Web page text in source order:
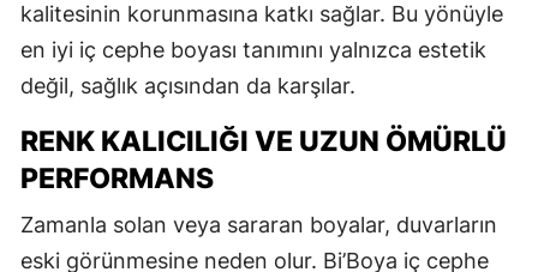
kalitesinin korunmasına katkı sağlar. Bu yönüyle
en iyi iç cephe boyası tanımını yalnızca estetik
değil, sağlık açısından da karşılar.
RENK KALICILIĞI VE UZUN ÖMÜRLÜ
PERFORMANS
Zamanla solan veya sararan boyalar, duvarların
eski görünmesine neden olur. Bi’Boya iç cephe